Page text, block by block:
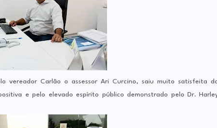
vereador Carlão o assessor Ari Curcino, saiu muito satisfeita
e pelo elevado espírito público demonstrado pelo Dr.